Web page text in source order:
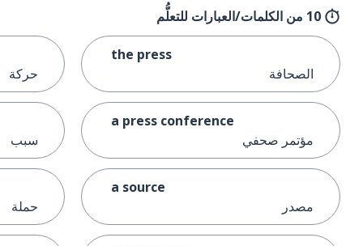
10 من الكلمات/العبارات للتعلُّم
the press
الصحافة
a press conference
مؤتمر صحفي
a source
مصدر
حركة
سبب
حملة